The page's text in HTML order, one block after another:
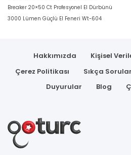
Breaker 20×50 Ct Profesyonel El Dürbünü
3000 Lümen Güçlü El Feneri Wt-604
Hakkımızda
Kişisel
Çerez Politikası
Sıkça
Duyurular
Blog